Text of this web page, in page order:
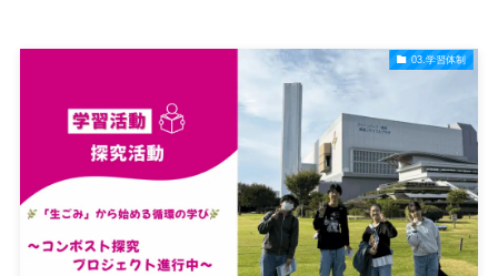
03.学習体制